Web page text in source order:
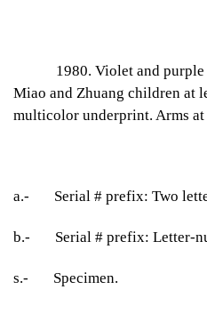
1980. Violet and purple
Miao and Zhuang children at
multicolor underprint. Arms at
a.- Serial # prefix: Two
b.- Serial # prefix: Letter-
s.- Specimen.